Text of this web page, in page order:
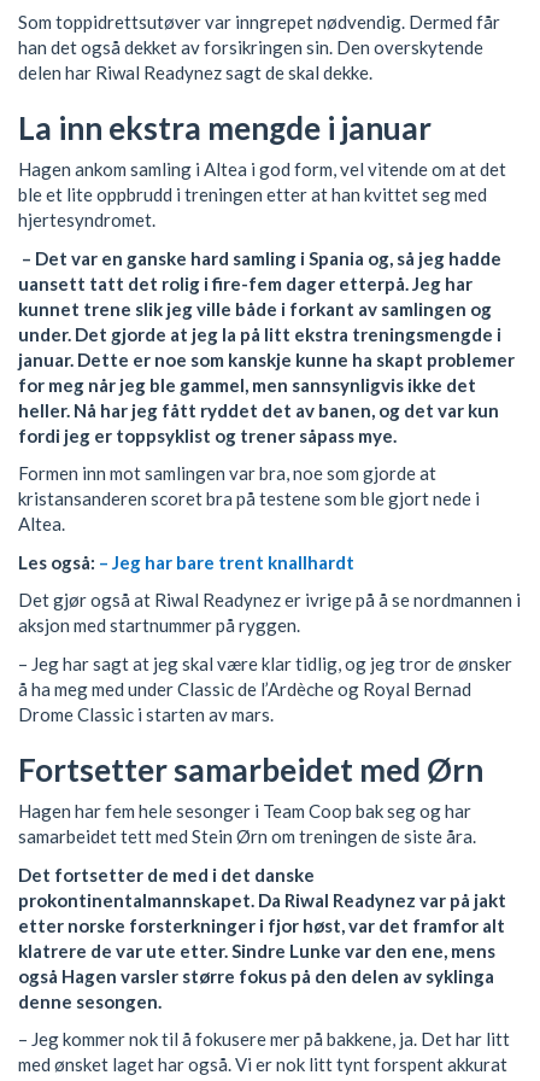
Som toppidrettsutøver var inngrepet nødvendig. Dermed får
han det også dekket av forsikringen sin. Den overskytende
delen har Riwal Readynez sagt de skal dekke.
La inn ekstra mengde i januar
Hagen ankom samling i Altea i god form, vel vitende om at det
ble et lite oppbrudd i treningen etter at han kvittet seg med
hjertesyndromet.
– Det var en ganske hard samling i Spania og, så jeg hadde
uansett tatt det rolig i fire-fem dager etterpå. Jeg har
kunnet trene slik jeg ville både i forkant av samlingen og
under. Det gjorde at jeg la på litt ekstra treningsmengde i
januar. Dette er noe som kanskje kunne ha skapt problemer
for meg når jeg ble gammel, men sannsynligvis ikke det
heller. Nå har jeg fått ryddet det av banen, og det var kun
fordi jeg er toppsyklist og trener såpass mye.
Formen inn mot samlingen var bra, noe som gjorde at
kristansanderen scoret bra på testene som ble gjort nede i
Altea.
Les også: – Jeg har bare trent knallhardt
Det gjør også at Riwal Readynez er ivrige på å se nordmannen i
aksjon med startnummer på ryggen.
– Jeg har sagt at jeg skal være klar tidlig, og jeg tror de ønsker
å ha meg med under Classic de l’Ardèche og Royal Bernad
Drome Classic i starten av mars.
Fortsetter samarbeidet med Ørn
Hagen har fem hele sesonger i Team Coop bak seg og har
samarbeidet tett med Stein Ørn om treningen de siste åra.
Det fortsetter de med i det danske
prokontinentalmannskapet. Da Riwal Readynez var på jakt
etter norske forsterkninger i fjor høst, var det framfor alt
klatrere de var ute etter. Sindre Lunke var den ene, mens
også Hagen varsler større fokus på den delen av syklinga
denne sesongen.
– Jeg kommer nok til å fokusere mer på bakkene, ja. Det har litt
med ønsket laget har også. Vi er nok litt tynt forspent akkurat